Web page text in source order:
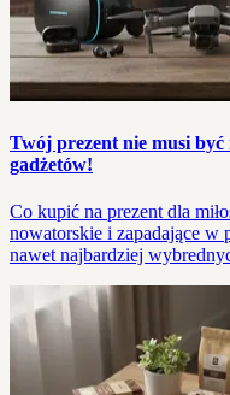
Twój prezent nie musi
gadżetów!
Co kupić na prezent dla
nowatorskie i zapadające w
nawet najbardziej